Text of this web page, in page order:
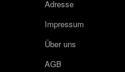
Adresse
Impressum
Über uns
AGB